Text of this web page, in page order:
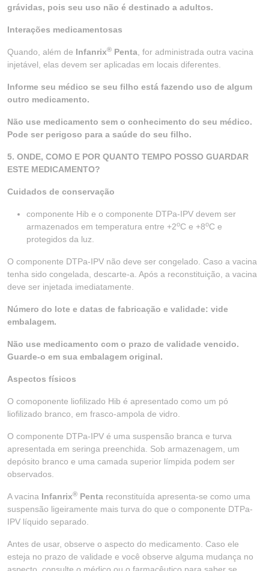
grávidas, pois seu uso não é destinado a adultos.
Interações medicamentosas
Quando, além de Infanrix® Penta , for administrada outra vacina
injetável, elas devem ser aplicadas em locais diferentes.
Informe seu médico se seu filho está fazendo uso de algum
outro medicamento.
Não use medicamento sem o conhecimento do seu médico.
Pode ser perigoso para a saúde do seu filho.
5. ONDE, COMO E POR QUANTO TEMPO POSSO GUARDAR
ESTE MEDICAMENTO?
Cuidados de conservação
componente Hib e o componente DTPa-IPV devem ser
armazenados em temperatura entre +2oC e +8oC e
protegidos da luz.
O componente DTPa-IPV não deve ser congelado. Caso a vacina
tenha sido congelada, descarte-a. Após a reconstituição, a vacina
deve ser injetada imediatamente.
Número do lote e datas de fabricação e validade: vide
embalagem.
Não use medicamento com o prazo de validade vencido.
Guarde-o em sua embalagem original.
Aspectos físicos
O comoponente liofilizado Hib é apresentado como um pó
liofilizado branco, em frasco-ampola de vidro.
O componente DTPa-IPV é uma suspensão branca e turva
apresentada em seringa preenchida. Sob armazenagem, um
depósito branco e uma camada superior límpida podem ser
observados.
A vacina Infanrix® Penta reconstituída apresenta-se como uma
suspensão ligeiramente mais turva do que o componente DTPa-
IPV líquido separado.
Antes de usar, observe o aspecto do medicamento. Caso ele
esteja no prazo de validade e você observe alguma mudança no